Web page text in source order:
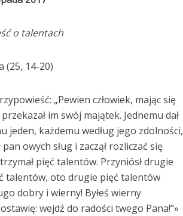
o talentach
(25, 14-20)
„Pewien człowiek, mając się
im swój majątek. Jednemu dał
jeden, każdemu według jego zdolności,
owych sług i zaczął rozliczać się
pięć talentów. Przyniósł drugie
talentów, oto drugie pięć talentów
dobry i wierny! Byłeś wierny
wejdź do radości twego Pana!”»